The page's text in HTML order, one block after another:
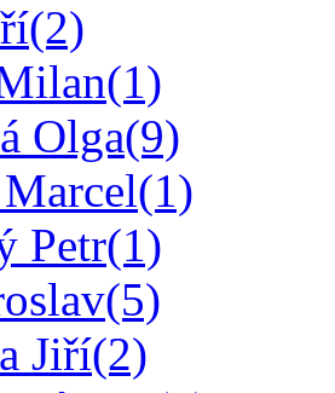
(2)
(1)
Olga(9)
(1)
Petr(1)
(5)
Jiří(2)